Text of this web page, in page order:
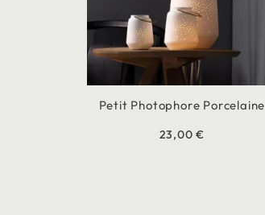
Petit Photophore Porcelaine
23,00 €